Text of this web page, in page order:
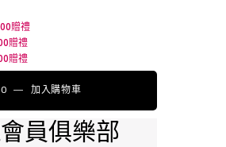
贈禮
贈禮
贈禮
― 加入購物車
員俱樂部